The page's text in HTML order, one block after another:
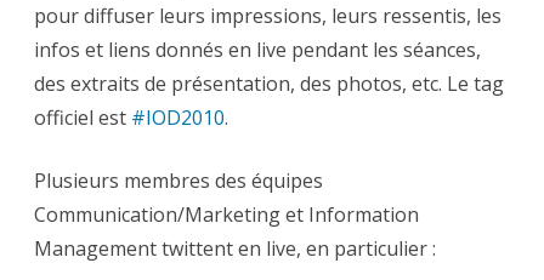
pour diffuser leurs impressions, leurs ressentis, les
infos et liens donnés en live pendant les séances,
des extraits de présentation, des photos, etc. Le tag
officiel est #IOD2010.
Plusieurs membres des équipes
Communication/Marketing et Information
Management twittent en live, en particulier :